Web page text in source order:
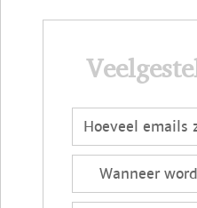
Hoeveel emails
Wanneer